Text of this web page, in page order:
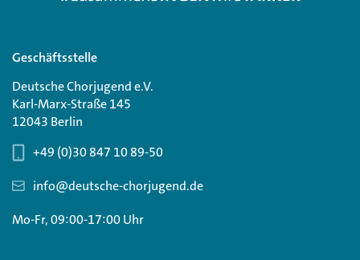
Geschäftsstelle
Deutsche Chorjugend e.V.
Karl-Marx-Straße 145
12043 Berlin
+49 (0)30 847 10 89-50
info@deutsche-chorjugend.de
Mo-Fr, 09:00-17:00 Uhr